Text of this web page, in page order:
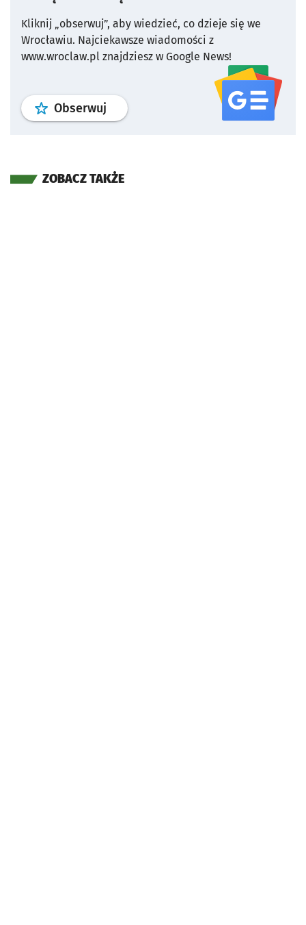
Kliknij „obserwuj”, aby wiedzieć, co dzieje się we
Wrocławiu. Najciekawsze wiadomości z
www.wroclaw.pl znajdziesz w Google News!
Obserwuj profil serwisu
ZOBACZ TAKŻE